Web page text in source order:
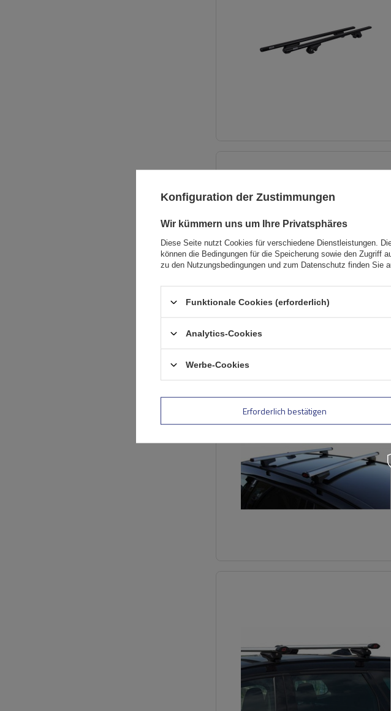
Konfiguration der Zustimmungen
Wir kümmern uns um Ihre Privatsphäres
Diese Seite nutzt Cookies für verschiedene Dienstleistungen.
können die Bedingungen für die Speicherung sowie den Zugriff
zu den Nutzungsbedingungen und zum Datenschutz finden Sie
Funktionale Cookies (erforderlich)
Analytics-Cookies
Werbe-Cookies
Erforderlich bestätigen